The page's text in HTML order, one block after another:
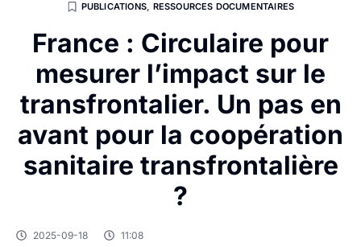
PUBLICATIONS, RESSOURCES DOCUMENTAIRES
France : Circulaire pour
mesurer l’impact sur le
transfrontalier. Un pas en
avant pour la coopération
sanitaire transfrontalière
?
2025-09-18 11:08